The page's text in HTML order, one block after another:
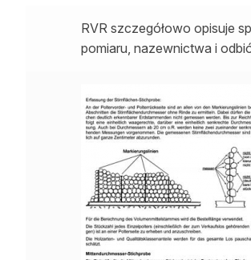
RVR szczegółowo opisuje
pomiaru, nazewnictwa i